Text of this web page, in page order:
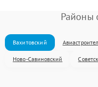
Районы
Вахитовский
Ново-Савиновский